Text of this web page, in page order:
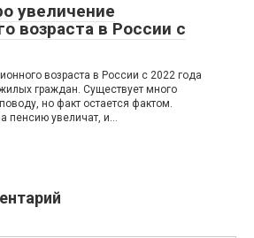
увеличение
возраста в России с
возраста в России с 2022 года
граждан. Существует много
но факт остается фактом.
пенсию увеличат, и…